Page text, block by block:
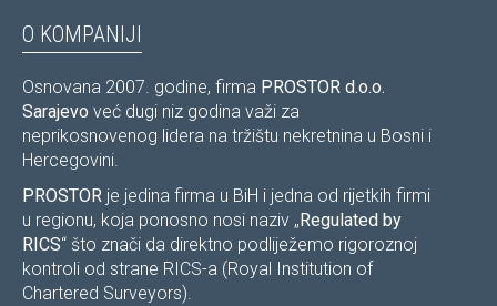
O KOMPANIJI
Osnovana 2007. godine, firma PROSTOR d.o.o.
Sarajevo već dugi niz godina važi za
neprikosnovenog lidera na tržištu nekretnina u Bosni i
Hercegovini.
PROSTOR je jedina firma u BiH i jedna od rijetkih firmi
u regionu, koja ponosno nosi naziv „Regulated by
RICS“ što znači da direktno podliježemo rigoroznoj
kontroli od strane RICS-a (Royal Institution of
Chartered Surveyors).